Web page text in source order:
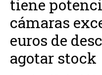
tiene
cámaras
euros de
agotar stock